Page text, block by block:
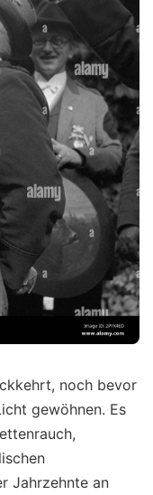
noch bevor
gewöhnen. Es
Jahrzehnte an